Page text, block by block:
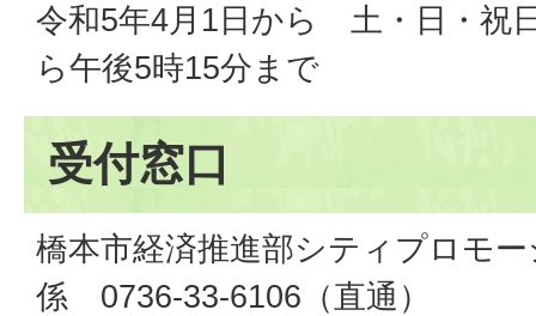
令和5年4月1日から 土・日・祝
ら午後5時15分まで
受付窓口
橋本市経済推進部シティプロモ
係 0736-33-6106（直通）